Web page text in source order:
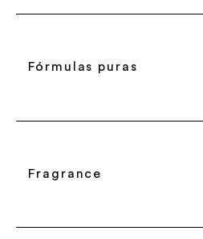
Fórmulas puras
Fragrance